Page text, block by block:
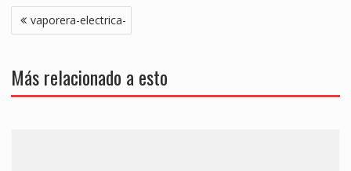
Navegación
de
vaporera-electrica-
Más relacionado a esto